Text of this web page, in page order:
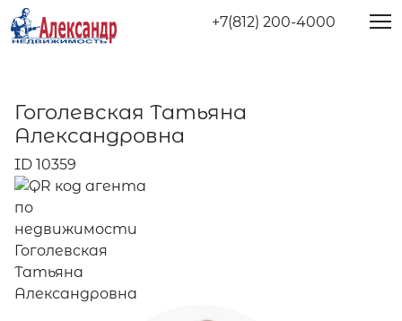
+7(812) 200-4000
Гоголевская Татьяна
Александровна
ID 10359